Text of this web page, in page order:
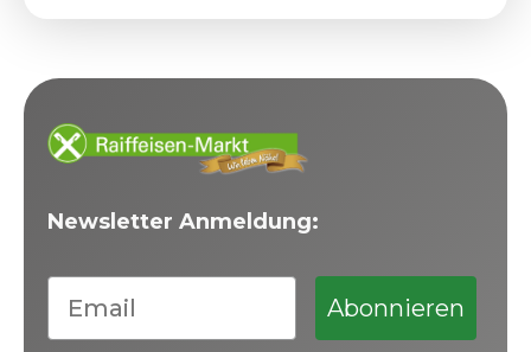
Newsletter Anmeldung:
Email
Abonnieren